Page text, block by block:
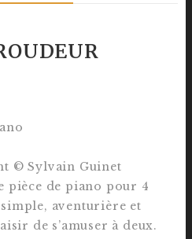
© Sylvain Guinet
pièce de piano pour 4
aventurière et
de s’amuser à deux.